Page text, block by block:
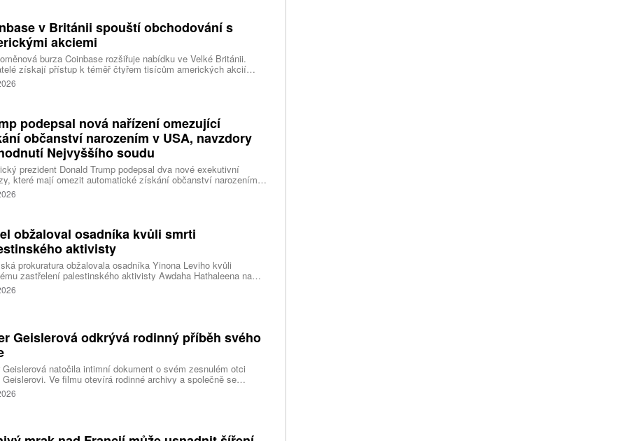
v Británii spouští obchodování s
akciemi
burza Coinbase rozšiřuje nabídku ve Velké Británii.
získají přístup k téměř čtyřem tisícům amerických akcií
v aplikaci, ve které spravují kryptoměny a běžné peníze.
podepsal nová nařízení omezující
občanství narozením v USA, navzdory
Nejvyššího soudu
prezident Donald Trump podepsal dva nové exekutivní
které mají omezit automatické získání občanství narozením
Spojených států. Přichází s nimi jen několik týdnů poté, co
soud odmítl jeho předchozí pokus.
obžaloval osadníka kvůli smrti
aktivisty
prokuratura obžalovala osadníka Yinona Leviho kvůli
zastřelení palestinského aktivisty Awdaha Hathaleena na
Západním břehu Jordánu. Levi vinu odmítá a tvrdí, že
v sebeobraně.
Geislerová odkrývá rodinný příběh svého
Geislerová natočila intimní dokument o svém zesnulém otci
Geislerovi. Ve filmu otevírá rodinné archivy a společně se
Aňou skládá portrét talentovaného muže, který měl v sobě
i temnější stránku.